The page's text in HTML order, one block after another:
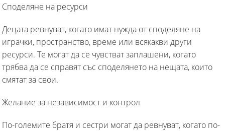
Споделяне на ресурси
Децата ревнуват, когато имат нужда от споделяне на
играчки, пространство, време или всякакви други
ресурси. Те могат да се чувстват заплашени, когато
трябва да се справят със споделянето на нещата, които
смятат за свои.
Желание за независимост и контрол
По-големите братя и сестри могат да ревнуват, когато по-